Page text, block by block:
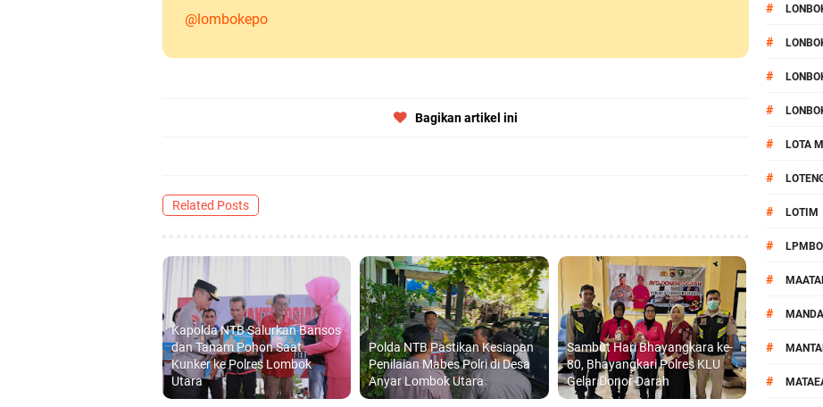
@lombokepo
Bagikan artikel ini
Related Posts
Kapolda NTB Salurkan Bansos
dan Tanam Pohon Saat
Kunker ke Polres Lombok
Utara
Polda NTB Pastikan Kesiapan
Penilaian Mabes Polri di Desa
Anyar Lombok Utara
Sambut Hari Bhayangkara ke-
80, Bhayangkari Polres KLU
Gelar Donor Darah
#
#
#
#
# LOTA
#
# LOTIM
#
#
#
#
#